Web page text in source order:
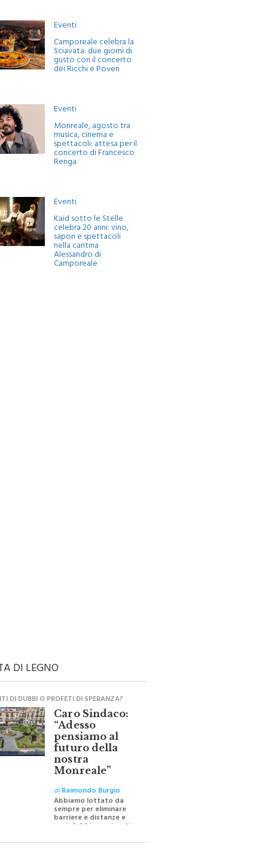
Eventi
Camporeale celebra la
Sciavata: due giorni di
gusto con il concerto
dei Ricchi e Poveri
Eventi
Monreale, agosto tra
musica, cinema e
spettacoli: attesa per il
concerto di Francesco
Renga
Eventi
Kaid sotto le Stelle
celebra 20 anni: vino,
sapori e spettacoli
nella cantina
Alessandro di
Camporeale
DI LEGNO
DI DUBBI O PROFETI DI SPERANZA?
Caro Sindaco:
“Adesso
pensiamo al
futuro della
nostra
Monreale”
diRaimondo Burgio
Abbiamo lottato da
sempre per eliminare
barriere e distanze e
oggi dobbiamo ripartire